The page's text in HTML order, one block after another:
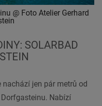
@ Foto Atelier Gerhard
SOLARBAD
nachází jen pár metrů od
Nabízí